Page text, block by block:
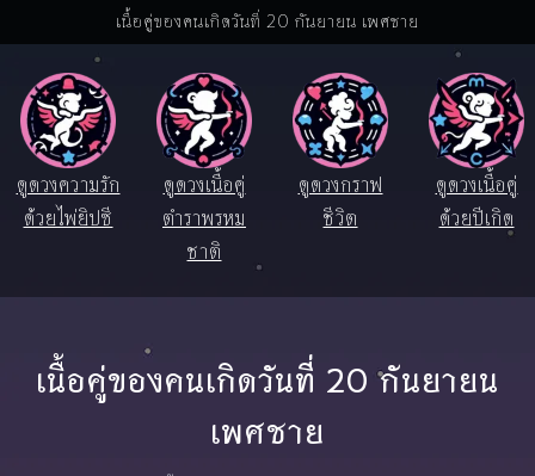
เนื้อคู่ของคนเกิดวันที่ 20 กันยายน เพศชาย
ดูดวงความรัก
ด้วยไพ่ยิปซี
ดูดวงเนื้อคู่
ตำราพรหม
ชาติ
ดูดวงกราฟ
ชีวิต
ดูดวงเนื้อคู่
ด้วยปีเกิด
เนื้อคู่ของคนเกิดวันที่ 20 กันยายน
เพศชาย